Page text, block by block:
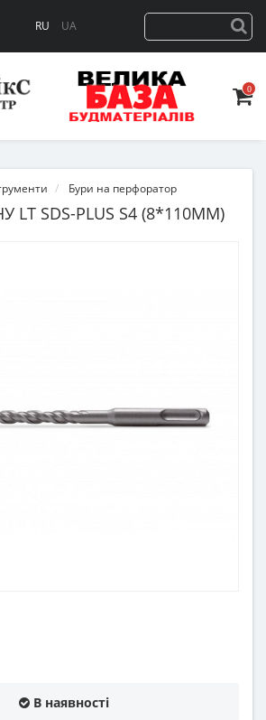
RU UA
0
Бури на перфоратор
LT SDS-PLUS S4 (8*110ММ)
В наявності